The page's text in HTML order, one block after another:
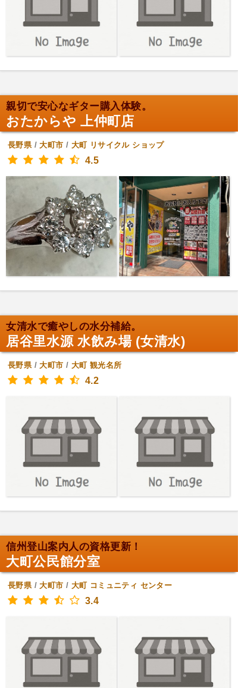
親切で安心なギター購入体験。
おたからや 上仲町店
長野県/大町市 / 大町 リサイクル ショップ
4.5
女清水で癒やしの水分補給。
居谷里水源 水飲み場 (女清水)
長野県/大町市 / 大町 観光名所
4.2
信州登山案内人の資格更新！
大町公民館分室
長野県/大町市 / 大町 コミュニティ センター
3.4